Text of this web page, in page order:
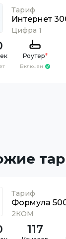
Тариф
Интернет
Цифра 1
Роутер*
Включен
Тариф
Формула
2КОМ
117